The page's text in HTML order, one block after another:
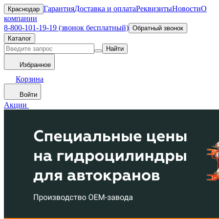
Краснодар ГарантияДоставка и оплатаРеквизитыНовостиО
компании
8-800-101-19-19 (звонок бесплатный) Обратный звонок
Каталог
Найти
Избранное
Корзина
Войти
Акции